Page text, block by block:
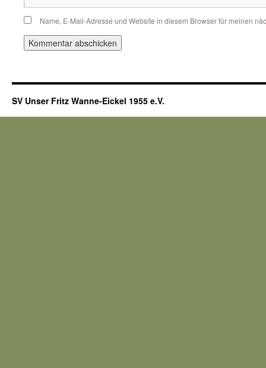
Name, E-Mail-Adresse und Website in diesem Browser für meinen
SV Unser Fritz Wanne-Eickel 1955 e.V.